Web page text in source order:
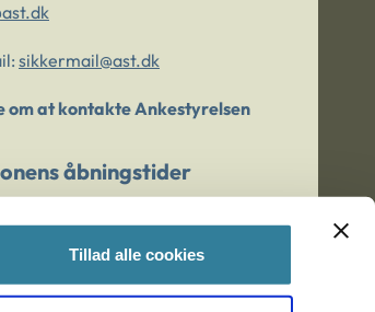
Tillad alle cookies
sikkermail@ast.dk
om at kontakte Ankestyrelsen
åbningstider
bekymret for et barn/en ung?